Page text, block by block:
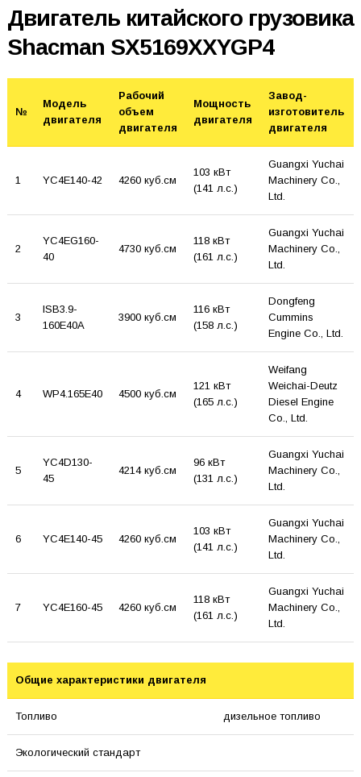
Двигатель китайского грузовика
Shacman SX5169XXYGP4
№
Модель
двигателя
Рабочий
объем
двигателя
Мощность
двигателя
Завод-
изготовитель
двигателя
1 YC4E140-42 4260 куб.см
103 кВт
(141 л.с.)
Guangxi Yuchai
Machinery Co.,
Ltd.
2
YC4EG160-
40
4730 куб.см
118 кВт
(161 л.с.)
Guangxi Yuchai
Machinery Co.,
Ltd.
3
ISB3.9-
160E40A
3900 куб.см
116 кВт
(158 л.с.)
Dongfeng
Cummins
Engine Co., Ltd.
4 WP4.165E40 4500 куб.см
121 кВт
(165 л.с.)
Weifang
Weichai-Deutz
Diesel Engine
Co., Ltd.
5
YC4D130-
45
4214 куб.см
96 кВт
(131 л.с.)
Guangxi Yuchai
Machinery Co.,
Ltd.
6 YC4E140-45 4260 куб.см
103 кВт
(141 л.с.)
Guangxi Yuchai
Machinery Co.,
Ltd.
7 YC4E160-45 4260 куб.см
118 кВт
(161 л.с.)
Guangxi Yuchai
Machinery Co.,
Ltd.
Общие характеристики двигателя
Топливо дизельное топливо
Экологический стандарт